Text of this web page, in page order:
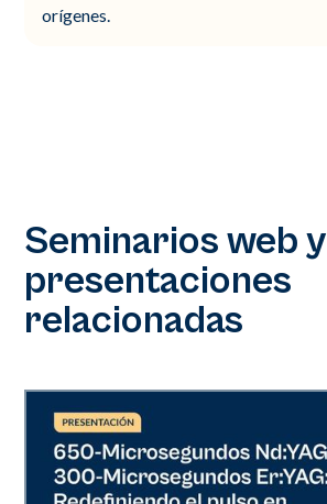
orígenes.
Seminarios web y
presentaciones
relacionadas